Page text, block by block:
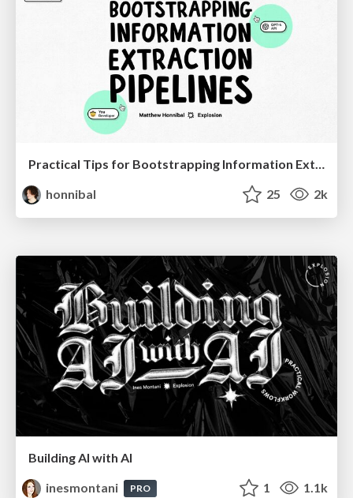
honnibal
25 2k
Building AI with AI
inesmontani
PRO 1 1.1k